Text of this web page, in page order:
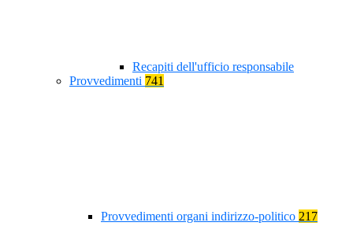
Recapiti dell'ufficio responsabile
Provvedimenti 741
Provvedimenti organi indirizzo-politico 217